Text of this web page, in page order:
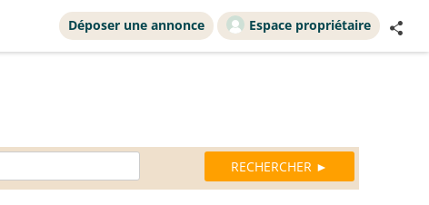
Déposer une annonce Espace propriétaire